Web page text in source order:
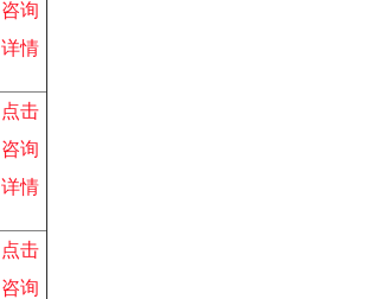
咨询
详情
点击
咨询
详情
点击
咨询